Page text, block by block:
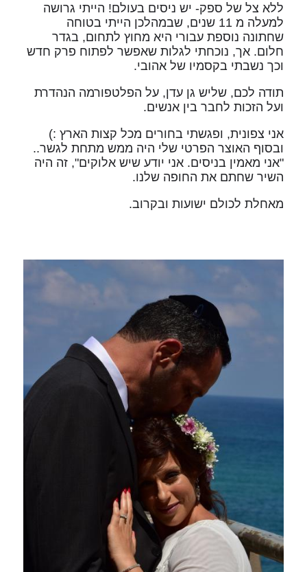
ללא צל של ספק- יש ניסים בעולם! הייתי גרושה
למעלה מ 11 שנים, שבמהלכן הייתי בטוחה
שחתונה נוספת עבורי היא מחוץ לתחום, בגדר
חלום. אך, נוכחתי לגלות שאפשר לפתוח פרק חדש
וכך נשבתי בקסמיו של אהובי.
תודה לכם, שליש גן עדן, על הפלטפורמה הנהדרת
ועל הזכות לחבר בין אנשים.
אני צפונית, ופגשתי בחורים מכל קצות הארץ :)
ובסוף האוצר הפרטי שלי היה ממש מתחת לגשר..
"אני מאמין בניסים. אני יודע שיש אלוקים", זה היה
השיר שחתם את החופה שלנו.
מאחלת לכולם ישועות ובקרוב.